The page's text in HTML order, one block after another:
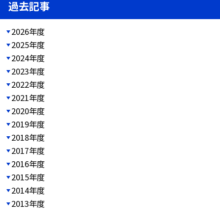
過去記事
2026年度
2025年度
2024年度
2023年度
2022年度
2021年度
2020年度
2019年度
2018年度
2017年度
2016年度
2015年度
2014年度
2013年度